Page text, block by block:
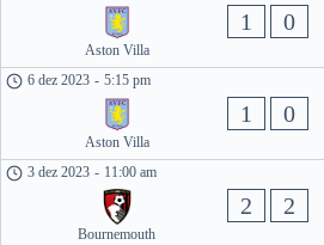
Aston Villa
1 0
6 dez 2023 - 5:15 pm
Aston Villa
1 0
3 dez 2023 - 11:00 am
Bournemouth
2 2